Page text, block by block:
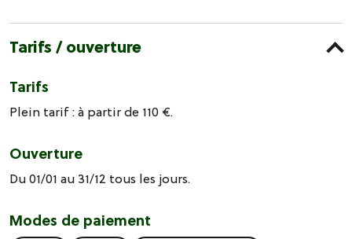
Tarifs / ouverture
Tarifs
Plein tarif : à partir de 110 €.
Ouverture
Du 01/01 au 31/12 tous les jours.
Modes de paiement